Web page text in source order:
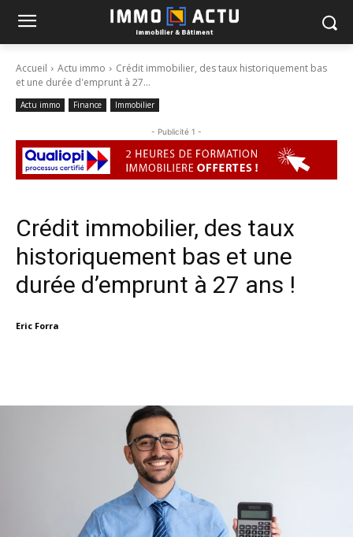
Accueil Actu immo
Crédit immobilier, des taux historiquement bas
et une durée d'emprunt à 27...
Actu immo Finance Immobilier
- Publicité 1 -
Crédit immobilier, des taux
historiquement bas et une
durée d’emprunt à 27 ans !
Eric Forra